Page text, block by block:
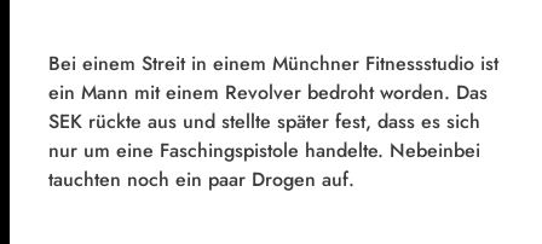
Bei einem Streit in einem Münchner Fitnessstudio ist
ein Mann mit einem Revolver bedroht worden. Das
SEK rückte aus und stellte später fest, dass es sich
nur um eine Faschingspistole handelte. Nebeinbei
tauchten noch ein paar Drogen auf.